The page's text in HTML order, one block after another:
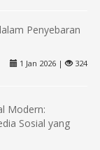
Penyebaran
1 Jan 2026 | 324
Modern:
Sosial yang